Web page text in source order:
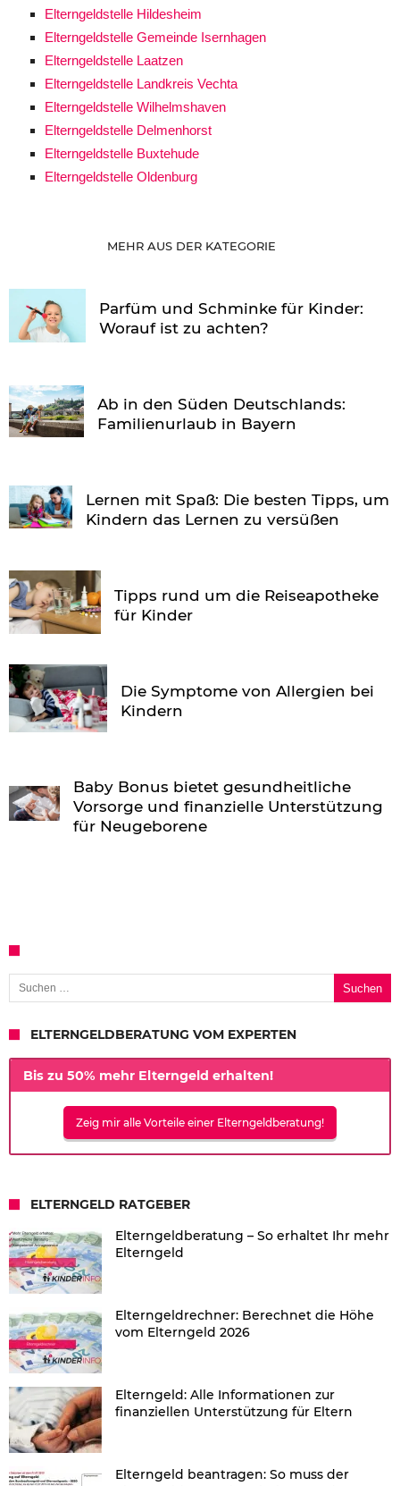
Elterngeldstelle Hildesheim
Elterngeldstelle Gemeinde Isernhagen
Elterngeldstelle Laatzen
Elterngeldstelle Landkreis Vechta
Elterngeldstelle Wilhelmshaven
Elterngeldstelle Delmenhorst
Elterngeldstelle Buxtehude
Elterngeldstelle Oldenburg
MEHR AUS DER KATEGORIE
Parfüm und Schminke für Kinder:
Worauf ist zu achten?
Ab in den Süden Deutschlands:
Familienurlaub in Bayern
Lernen mit Spaß: Die besten Tipps, um
Kindern das Lernen zu versüßen
Tipps rund um die Reiseapotheke
für Kinder
Die Symptome von Allergien bei
Kindern
Baby Bonus bietet gesundheitliche
Vorsorge und finanzielle Unterstützung
für Neugeborene
Suchen nach:
ELTERNGELDBERATUNG VOM EXPERTEN
Bis zu 50% mehr Elterngeld erhalten!
Zeig mir alle Vorteile einer Elterngeldberatung!
ELTERNGELD RATGEBER
Elterngeldberatung – So erhaltet Ihr mehr
Elterngeld
Elterngeldrechner: Berechnet die Höhe
vom Elterngeld 2026
Elterngeld: Alle Informationen zur
finanziellen Unterstützung für Eltern
Elterngeld beantragen: So muss der